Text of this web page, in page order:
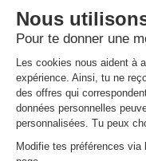
Poitou-charentes Saint
3.6 8.3
Accès direct à la plage
Piscine couverte et
Marché à 500 mètres,
Voir les